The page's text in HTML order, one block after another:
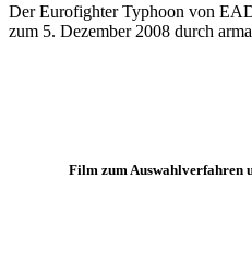
Der Eurofighter Typhoon von
zum 5. Dezember 2008 durch
Film zum Auswahlverfahren